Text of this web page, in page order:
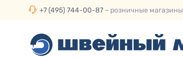
+7 (495) 744-00-87 – розничные магазины